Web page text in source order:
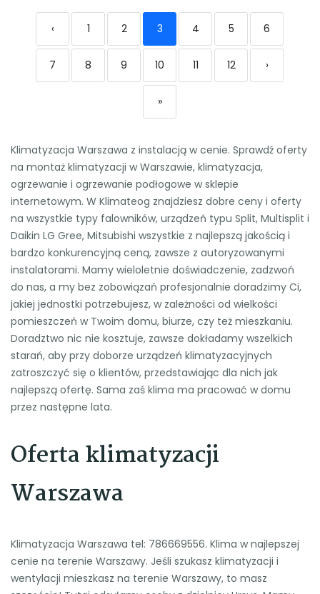
‹ 1 2 3 4 5 6
7 8 9 10 11 12 ›
»
Klimatyzacja Warszawa z instalacją w cenie. Sprawdź oferty
na montaż klimatyzacji w Warszawie, klimatyzacja,
ogrzewanie i ogrzewanie podłogowe w sklepie
internetowym. W Klimateog znajdziesz dobre ceny i oferty
na wszystkie typy falowników, urządzeń typu Split, Multisplit i
Daikin LG Gree, Mitsubishi wszystkie z najlepszą jakością i
bardzo konkurencyjną ceną, zawsze z autoryzowanymi
instalatorami. Mamy wieloletnie doświadczenie, zadzwoń
do nas, a my bez zobowiązań profesjonalnie doradzimy Ci,
jakiej jednostki potrzebujesz, w zależności od wielkości
pomieszczeń w Twoim domu, biurze, czy też mieszkaniu.
Doradztwo nic nie kosztuje, zawsze dokładamy wszelkich
starań, aby przy doborze urządzeń klimatyzacyjnych
zatroszczyć się o klientów, przedstawiając dla nich jak
najlepszą ofertę. Sama zaś klima ma pracować w domu
przez następne lata.
Oferta klimatyzacji
Warszawa
Klimatyzacja Warszawa tel: 786669556. Klima w najlepszej
cenie na terenie Warszawy. Jeśli szukasz klimatyzacji i
wentylacji mieszkasz na terenie Warszawy, to masz